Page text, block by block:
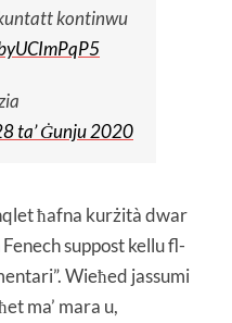
kontinwu
ta’ Ġunju 2020
ħafna kurżità dwar
suppost kellu fl-
Wieħed jassumi
ma’ mara u,